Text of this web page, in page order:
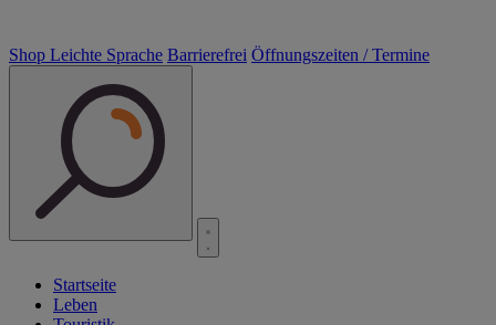
Shop Leichte Sprache Barrierefrei Öffnungszeiten / Termine
Startseite
Leben